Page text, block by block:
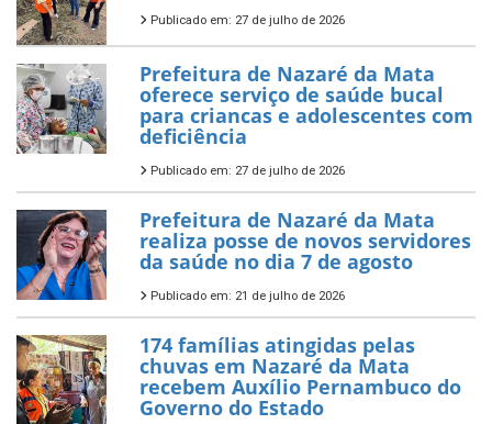
Publicado em: 27 de julho de 2026
Prefeitura de Nazaré da Mata
oferece serviço de saúde bucal
para criancas e adolescentes com
deficiência
Publicado em: 27 de julho de 2026
Prefeitura de Nazaré da Mata
realiza posse de novos servidores
da saúde no dia 7 de agosto
Publicado em: 21 de julho de 2026
174 famílias atingidas pelas
chuvas em Nazaré da Mata
recebem Auxílio Pernambuco do
Governo do Estado